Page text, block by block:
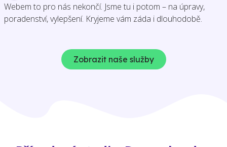
Webem to pro nás nekončí. Jsme tu i potom – na úpravy,
poradenství, vylepšení. Kryjeme vám záda i dlouhodobě.
Zobrazit naše služby